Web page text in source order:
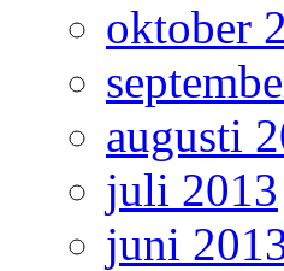
oktober
augusti
juli 2013
juni